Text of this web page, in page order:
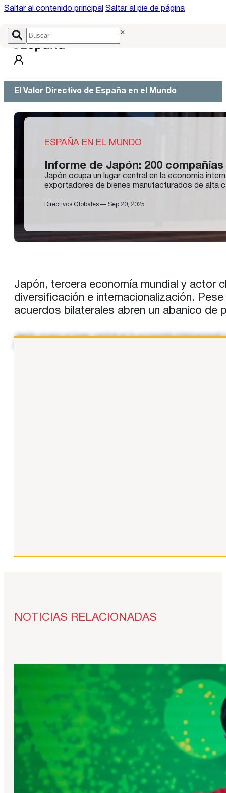
Saltar al contenido principal Saltar al pie de página
×
El Valor Directivo de España en el Mundo
ESPAÑA EN EL MUNDO
Informe de Japón: 200
Japón ocupa un lugar central en la economía
exportadores de bienes manufacturados de alta
Directivos Globales — Sep 20, 2025
Japón, tercera economía mundial y actor
diversificación e internacionalización.
acuerdos bilaterales abren un abanico de
Japón ocupa un lugar central en la economía
NOTICIAS RELACIONADAS